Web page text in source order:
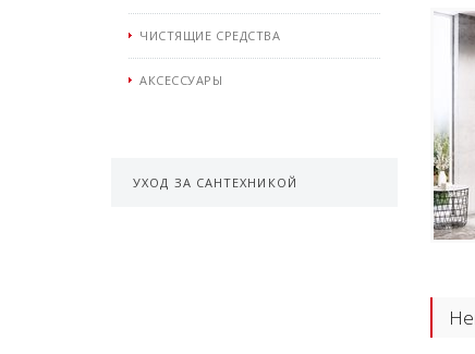
ЧИСТЯЩИЕ СРЕДСТВА
АКСЕССУАРЫ
УХОД ЗА САНТЕХНИКОЙ